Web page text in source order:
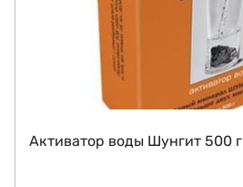
Активатор воды Шунгит 500 г